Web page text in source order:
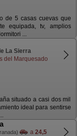
de 5 casas cuevas que
equipada, tv, amplios
...
La Sierra
del Marquesado
situado a casi dos mil
ideal para sentirse
a 24,5